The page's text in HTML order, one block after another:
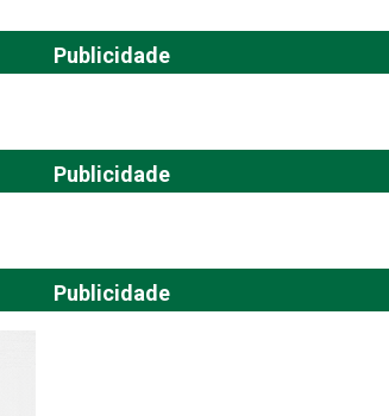
Publicidade
Publicidade
Publicidade